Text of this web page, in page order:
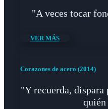
"A veces tocar
VER MÁS
Corazones de acero (2014)
"Y recuerda,
quién